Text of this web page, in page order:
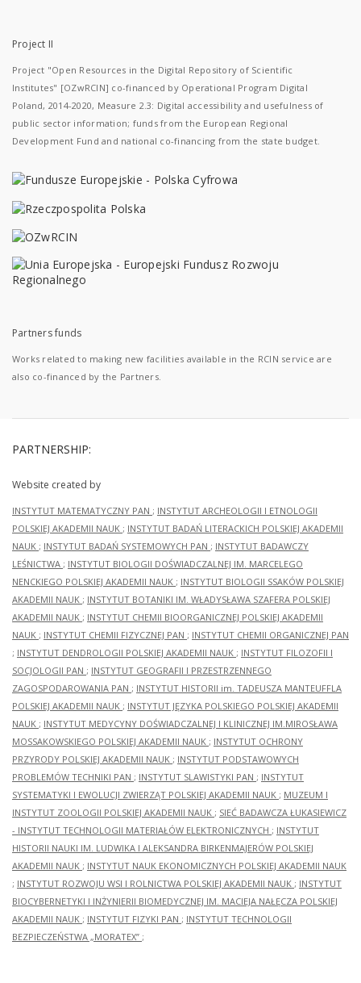
Project II
Project "Open Resources in the Digital Repository of Scientific
Institutes" [OZwRCIN] co-financed by Operational Program Digital
Poland, 2014-2020, Measure 2.3: Digital accessibility and usefulness of
public sector information; funds from the European Regional
Development Fund and national co-financing from the state budget.
Partners funds
Works related to making new facilities available in the RCIN service are
also co-financed by the Partners.
PARTNERSHIP:
Website created by
INSTYTUT MATEMATYCZNY PAN ; INSTYTUT ARCHEOLOGII I ETNOLOGII
POLSKIEJ AKADEMII NAUK ; INSTYTUT BADAŃ LITERACKICH POLSKIEJ AKADEMII
NAUK ; INSTYTUT BADAŃ SYSTEMOWYCH PAN ; INSTYTUT BADAWCZY
LEŚNICTWA ; INSTYTUT BIOLOGII DOŚWIADCZALNEJ IM. MARCELEGO
NENCKIEGO POLSKIEJ AKADEMII NAUK ; INSTYTUT BIOLOGII SSAKÓW POLSKIEJ
AKADEMII NAUK ; INSTYTUT BOTANIKI IM. WŁADYSŁAWA SZAFERA POLSKIEJ
AKADEMII NAUK ; INSTYTUT CHEMII BIOORGANICZNEJ POLSKIEJ AKADEMII
NAUK ; INSTYTUT CHEMII FIZYCZNEJ PAN ; INSTYTUT CHEMII ORGANICZNEJ PAN
; INSTYTUT DENDROLOGII POLSKIEJ AKADEMII NAUK ; INSTYTUT FILOZOFII I
SOCJOLOGII PAN ; INSTYTUT GEOGRAFII I PRZESTRZENNEGO
ZAGOSPODAROWANIA PAN ; INSTYTUT HISTORII im. TADEUSZA MANTEUFFLA
POLSKIEJ AKADEMII NAUK ; INSTYTUT JĘZYKA POLSKIEGO POLSKIEJ AKADEMII
NAUK ; INSTYTUT MEDYCYNY DOŚWIADCZALNEJ I KLINICZNEJ IM.MIROSŁAWA
MOSSAKOWSKIEGO POLSKIEJ AKADEMII NAUK ; INSTYTUT OCHRONY
PRZYRODY POLSKIEJ AKADEMII NAUK ; INSTYTUT PODSTAWOWYCH
PROBLEMÓW TECHNIKI PAN ; INSTYTUT SLAWISTYKI PAN ; INSTYTUT
SYSTEMATYKI I EWOLUCJI ZWIERZĄT POLSKIEJ AKADEMII NAUK ; MUZEUM I
INSTYTUT ZOOLOGII POLSKIEJ AKADEMII NAUK ; SIEĆ BADAWCZA ŁUKASIEWICZ
- INSTYTUT TECHNOLOGII MATERIAŁÓW ELEKTRONICZNYCH ; INSTYTUT
HISTORII NAUKI IM. LUDWIKA I ALEKSANDRA BIRKENMAJERÓW POLSKIEJ
AKADEMII NAUK ; INSTYTUT NAUK EKONOMICZNYCH POLSKIEJ AKADEMII NAUK
; INSTYTUT ROZWOJU WSI I ROLNICTWA POLSKIEJ AKADEMII NAUK ; INSTYTUT
BIOCYBERNETYKI I INŻYNIERII BIOMEDYCZNEJ IM. MACIEJA NAŁĘCZA POLSKIEJ
AKADEMII NAUK ; INSTYTUT FIZYKI PAN ; INSTYTUT TECHNOLOGII
BEZPIECZEŃSTWA „MORATEX” ;